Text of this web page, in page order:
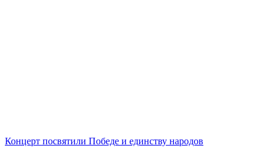
Концерт посвятили Победе и единству народов